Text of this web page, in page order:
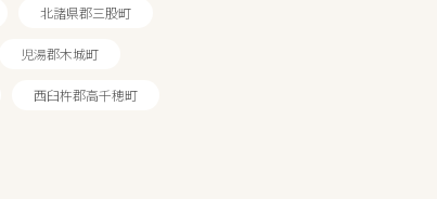
北諸県郡三股町
児湯郡木城町
西臼杵郡高千穂町